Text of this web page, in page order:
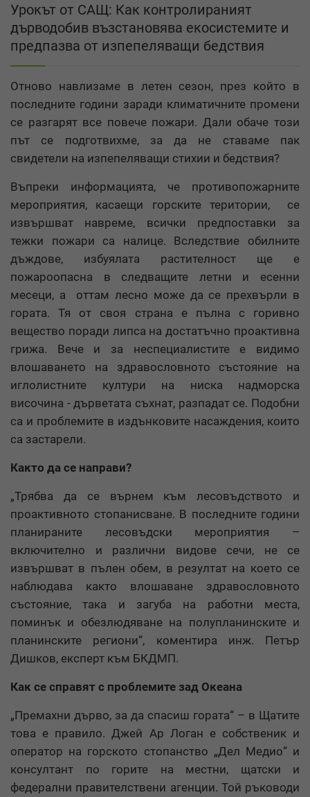
Урокът от САЩ: Как контролираният
дърводобив възстановява екосистемите и
предпазва от изпепеляващи бедствия
Отново навлизаме в летен сезон, през който в
последните години заради климатичните промени
се разгарят все повече пожари. Дали обаче този
път се подготвихме, за да не ставаме пак
свидетели на изпепеляващи стихии и бедствия?
Въпреки информацията, че противопожарните
мероприятия, касаещи горските територии, се
извършват навреме, всички предпоставки за
тежки пожари са налице. Вследствие обилните
дъждове, избуялата растителност ще е
пожароопасна в следващите летни и есенни
месеци, а оттам лесно може да се прехвърли в
гората. Тя от своя страна е пълна с горивно
вещество поради липса на достатъчно проактивна
грижа. Вече и за неспециалистите е видимо
влошаването на здравословното състояние на
иглолистните култури на ниска надморска
височина - дърветата съхнат, разпадат се. Подобни
са и проблемите в издънковите насаждения, които
са застарели.
Както да се направи?
„Трябва да се върнем към лесовъдството и
проактивното стопанисване. В последните години
планираните лесовъдски мероприятия –
включително и различни видове сечи, не се
извършват в пълен обем, в резултат на което се
наблюдава както влошаване здравословното
състояние, така и загуба на работни места,
поминък и обезлюдяване на полупланинските и
планинските региони“, коментира инж. Петър
Дишков, експерт към БКДМП.
Как се справят с проблемите зад Океана
„Премахни дърво, за да спасиш гората“ – в Щатите
това е правило. Джей Ар Логан е собственик и
оператор на горското стопанство „Дел Медио“ и
консултант по горите на местни, щатски и
федерални правителствени агенции. Той ръководи